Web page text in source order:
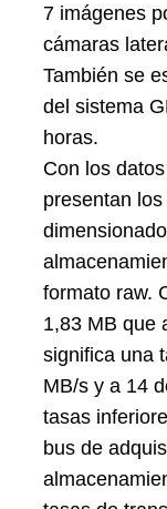
7 imágenes
cámaras
También se
del sistema
horas.
Con los
presentan
formato raw.
1,83 MB que
significa una
MB/s y a 14
tasas
bus de